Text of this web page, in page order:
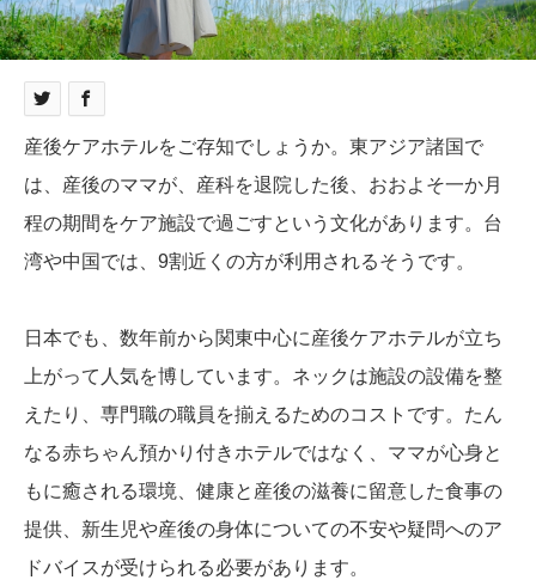
産後ケアホテルをご存知でしょうか。東アジア諸国で
は、産後のママが、産科を退院した後、おおよそ一か月
程の期間をケア施設で過ごすという文化があります。台
湾や中国では、9割近くの方が利用されるそうです。
日本でも、数年前から関東中心に産後ケアホテルが立ち
上がって人気を博しています。ネックは施設の設備を整
えたり、専門職の職員を揃えるためのコストです。たん
なる赤ちゃん預かり付きホテルではなく、ママが心身と
もに癒される環境、健康と産後の滋養に留意した食事の
提供、新生児や産後の身体についての不安や疑問へのア
ドバイスが受けられる必要があります。